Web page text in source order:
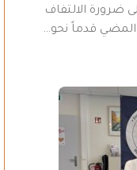
ضرورة الالتفاف
قدماً نحو…